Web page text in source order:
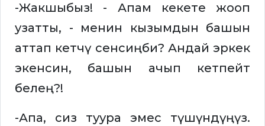
-Жакшыбыз! - Апам кекете жооп
узатты, - менин кызымдын башын
аттап кетчү сенсиңби? Андай эркек
экенсин, башын ачып кетпейт
белең?!
-Апа, сиз туура эмес түшүндүңүз.